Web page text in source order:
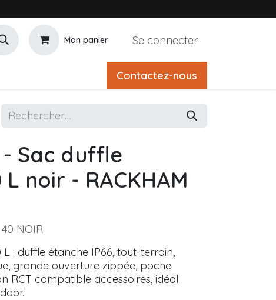
Mon panier Se connecter
Contactez-nous
- Sac duffle
noir - RACKHAM
NOIR
: duffle étanche IP66, tout-terrain,
grande ouverture zippée, poche
RCT compatible accessoires, idéal